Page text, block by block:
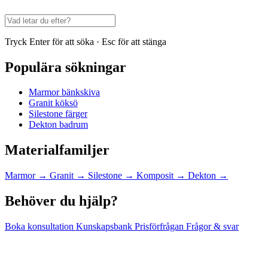
Tryck Enter för att söka · Esc för att stänga
Populära sökningar
Marmor bänkskiva
Granit köksö
Silestone färger
Dekton badrum
Materialfamiljer
Marmor → Granit → Silestone → Komposit → Dekton →
Behöver du hjälp?
Boka konsultation Kunskapsbank Prisförfrågan Frågor & svar